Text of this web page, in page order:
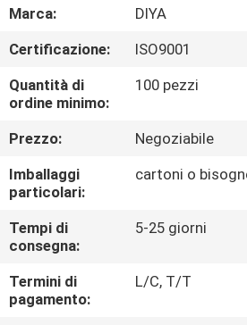
GIRO
DELLA
FABBRICA
CONTROLLO
DI
QUALITÀ
CONTATTICI
NOTIZIE
Marca:
DIYA
Certificazione:
ISO9001
Quantità di
ordine minimo:
100 pezzi
Prezzo:
Negoziabile
Imballaggi
particolari:
cartoni o
Tempi di
consegna:
5-25 giorni
Termini di
pagamento:
L/C, T/T